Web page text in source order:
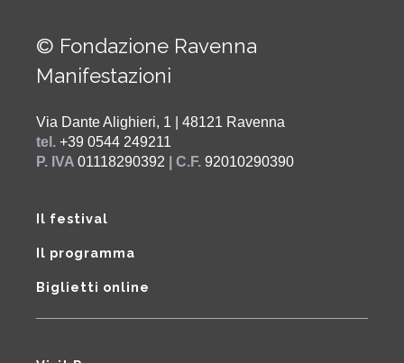
© Fondazione Ravenna
Manifestazioni
Via Dante Alighieri, 1 | 48121 Ravenna
tel. +39 0544 249211
P. IVA 01118290392 | C.F. 92010290390
Il festival
Il programma
Biglietti online